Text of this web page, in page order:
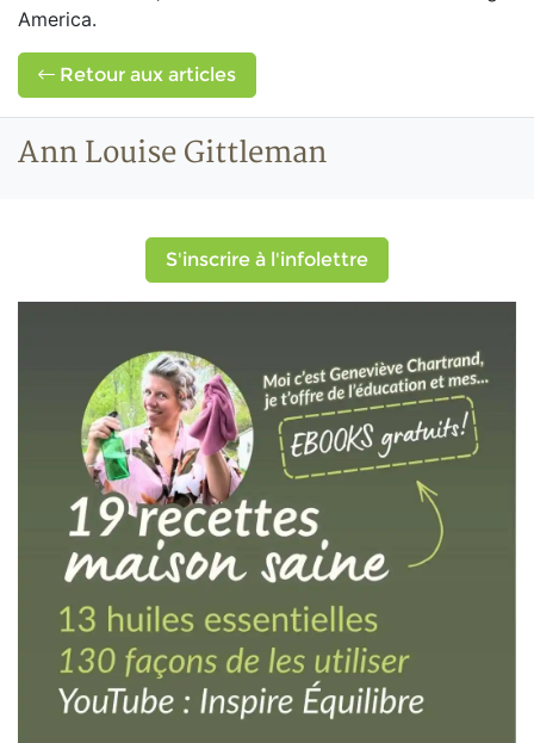
America.
Retour aux articles
Ann Louise Gittleman
S'inscrire à l'infolettre